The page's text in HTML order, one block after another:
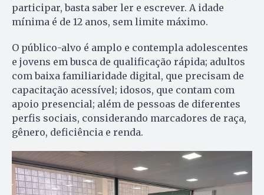
participar, basta saber ler e escrever. A idade
mínima é de 12 anos, sem limite máximo.
O público-alvo é amplo e contempla adolescentes
e jovens em busca de qualificação rápida; adultos
com baixa familiaridade digital, que precisam de
capacitação acessível; idosos, que contam com
apoio presencial; além de pessoas de diferentes
perfis sociais, considerando marcadores de raça,
gênero, deficiência e renda.